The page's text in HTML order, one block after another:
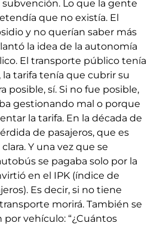
Lo que la gente
que no existía. El
y no querían saber más
la idea de la autonomía
El transporte público tenía
tarifa tenía que cubrir su
posible, sí. Si no fue posible,
gestionando mal o porque
la tarifa. En la década de
de pasajeros, que es
Y una vez que se
se pagaba solo por la
en el IPK (índice de
Es decir, si no tiene
morirá. También se
vehículo: “¿Cuántos